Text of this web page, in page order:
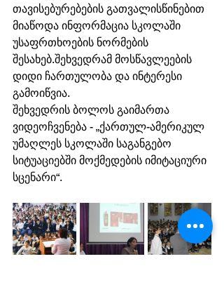
თავისებურებების გათვალისწინებით
მიაწოდა ინფორმაცია სკოლაში
უსაფრთხოების ნორმების
შესახებ.შეხვედრამ მოსწავლეების
დიდი ჩართულობა და ინტერესი
გამოიწვია.
შეხვედრის ბოლოს გაიმართა
ვიდეოჩვენება - „ქართულ-ამერიკულ
უმაღლეს სკოლაში საგანგებო
სიტუაციებში მოქმედების იმიტაციური
სცენარი“.